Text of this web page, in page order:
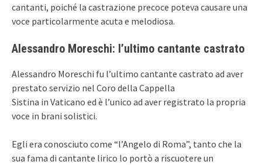
cantanti, poiché la castrazione precoce poteva causare una
voce particolarmente acuta e melodiosa.
Alessandro Moreschi: l’ultimo cantante castrato
Alessandro Moreschi fu l’ultimo cantante castrato ad aver
prestato servizio nel Coro della Cappella
Sistina in Vaticano ed è l’unico ad aver registrato la propria
voce in brani solistici.
Egli era conosciuto come “l’Angelo di Roma”, tanto che la
sua fama di cantante lirico lo portò a riscuotere un